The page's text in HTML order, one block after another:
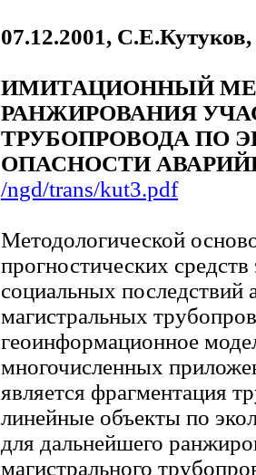
07.12.2001,
ИМИТАЦИОННЫЙ
РАНЖИРОВАНИЯ
ТРУБОПРОВОДА ПО
ОПАСНОСТИ
/ngd/trans/kut3.pdf
Методологической
прогностических
социальных последствий
магистральных
геоинформационное
многочисленных
является фрагментация
линейные объекты по
для дальнейшего
магистрального